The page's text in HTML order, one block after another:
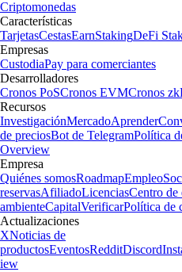
Criptomonedas
Características
TarjetasCestasEarnStakingDeFi
Empresas
CustodiaPay para comerciantes
Desarrolladores
Cronos PoSCronos EVMCronos
Recursos
InvestigaciónMercadoAprender
de preciosBot de TelegramPolítica
Overview
Empresa
Quiénes somosRoadmapEmpleo
reservasAfiliadoLicenciasCentro de
ambienteCapitalVerificarPolítica de
Actualizaciones
XNoticias de
productosEventosRedditDiscord
iew